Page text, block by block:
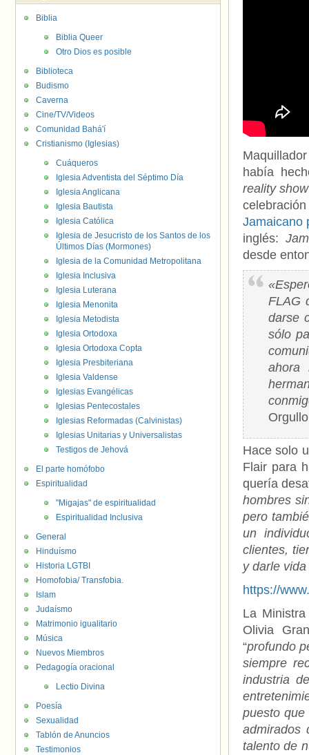
había
reality show
Jamaicano
inglés:
desde
FLAG
darse
sólo
ahora
Hace solo
Flair para
quería
hombres
pero
un
clientes,
y darle
https://
La
Olivia
“profundo
siempre
industria
puesto que
admirados
talento de
Biblia
Biblia Queer
Otro Dios es posible
Biblioteca
Budismo
Caverna
Cine/TV/Videos
Comunidad Bahá'í
Cristianismo (Iglesias)
Cuáqueros
Iglesia Adventista del Séptimo Día
Iglesia Anglicana
Iglesia Bautista
Iglesia Católica
Iglesia de Jesucristo de los Santos de los
Últimos Días (Mormones)
Iglesia de la Comunidad Metropolitana
Iglesia Inclusiva
Iglesia Luterana
Iglesia Menonita
Iglesia Metodista
Iglesia Ortodoxa
Iglesia Ortodoxa Copta
Iglesia Presbiteriana
Iglesia Valdense
Iglesias Evangélicas
Iglesias Pentecostales
Iglesias Reformadas (Calvinistas)
Iglesias Unitarias y Universalistas
Testigos de Jehová
El parte homófobo
Espiritualidad
"Migajas" de espiritualidad
Espiritualidad Inclusiva
General
Hinduísmo
Historia LGTBI
Homofobia/ Transfobia.
Islam
Judaísmo
Matrimonio igualitario
Música
Nuevos Miembros
Pedagogía oracional
Lectio Divina
Poesía
Sexualidad
Tablón de Anuncios
Testimonios